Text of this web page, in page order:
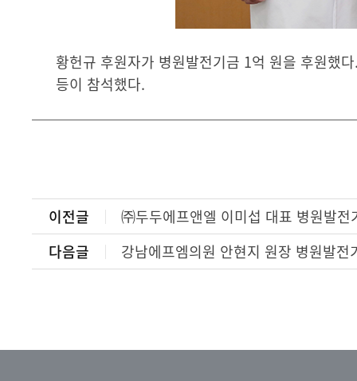
황헌규 후원자가 병원발전기금 1억 원을 후원했
등이 참석했다.
이전글
㈜두두에프앤엘 이미섭 대표 병원발전
다음글
강남에프엠의원 안현지 원장 병원발전